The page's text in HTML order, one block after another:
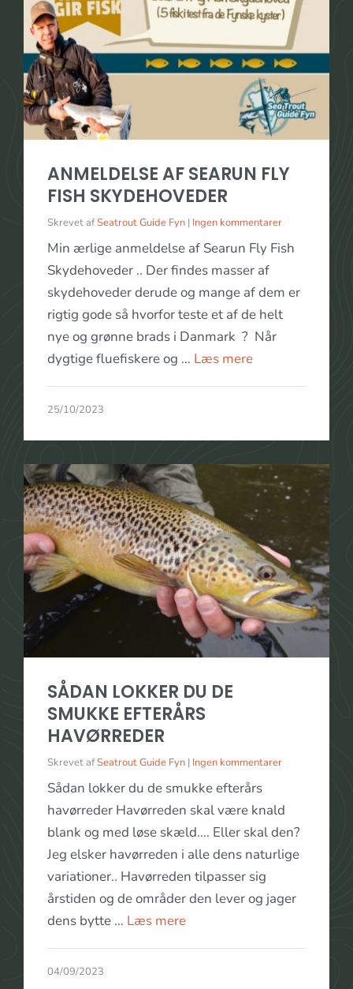
ANMELDELSE AF SEARUN FLY
FISH SKYDEHOVEDER
Skrevet afSeatrout Guide Fyn | Ingen kommentarer
Min ærlige anmeldelse af Searun Fly Fish
Skydehoveder .. Der findes masser af
skydehoveder derude og mange af dem er
rigtig gode så hvorfor teste et af de helt
nye og grønne brads i Danmark ? Når
dygtige fluefiskere og … Læs mere
25/10/2023
SÅDAN LOKKER DU DE
SMUKKE EFTERÅRS
HAVØRREDER
Skrevet afSeatrout Guide Fyn | Ingen kommentarer
Sådan lokker du de smukke efterårs
havørreder Havørreden skal være knald
blank og med løse skæld…. Eller skal den?
Jeg elsker havørreden i alle dens naturlige
variationer.. Havørreden tilpasser sig
årstiden og de områder den lever og jager
dens bytte … Læs mere
04/09/2023